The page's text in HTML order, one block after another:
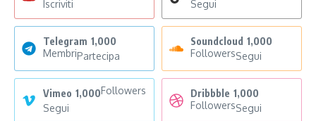
Iscriviti
Segui
Telegram 1,000
MembriPartecipa
Soundcloud 1,000
FollowersSegui
Vimeo 1,000Followers
Segui
Dribbble 1,000
FollowersSegui